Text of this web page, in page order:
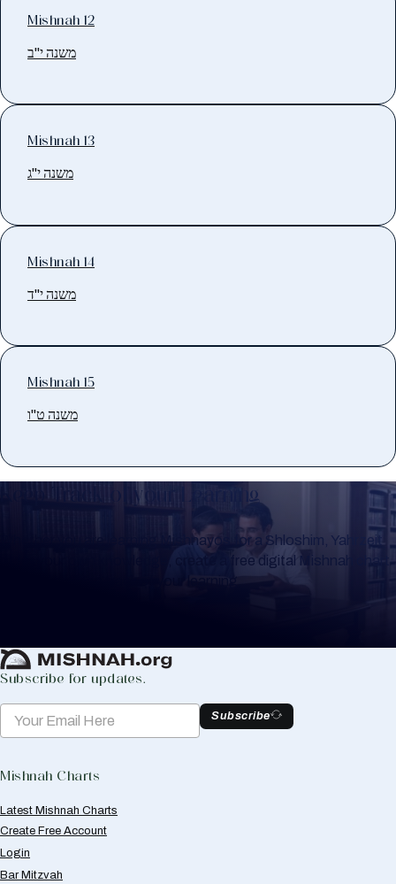
Mishnah 12
משנה י"ב
Mishnah 13
משנה י"ג
Mishnah 14
משנה י"ד
Mishnah 15
משנה ט"ו
Keep Track of your Learning
Whether you are learning Mishnayos for a Shloshim, Yahrzeit
or for your own knowledge, create a free digital Mishnah chart
to help you keep track of your learning.
Subscribe for updates.
Subscribe
Mishnah Charts
Latest Mishnah Charts
Create Free Account
Login
Bar Mitzvah